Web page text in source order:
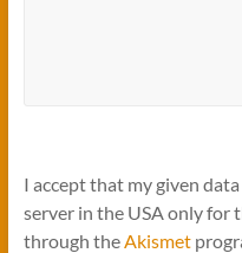
I accept that my given
server in the USA only for
through theAkismet